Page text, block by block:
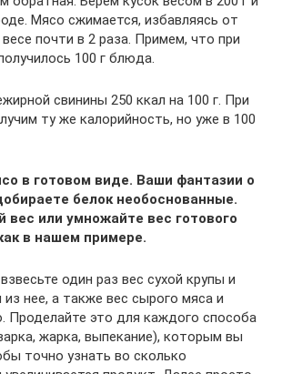
Мясо сжимается, избавляясь от
почти в 2 раза. Примем, что при
100 г блюда.
свинины 250 ккал на 100 г. При
ту же калорийность, но уже в 100
в готовом виде. Ваши фантазии о
белок необоснованные.
вес или умножайте вес готового
в нашем примере.
один раз вес сухой крупы и
из нее, а также вес сырого мяса и
Проделайте это для каждого способа
жарка, выпекание), которым вы
точно узнать во сколько